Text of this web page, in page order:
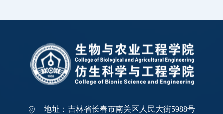
地址：吉林省长春市南关区人民大街5988号